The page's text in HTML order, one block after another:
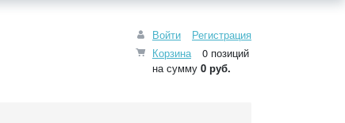
Войти
Регистрация
Корзина
0 позиций
на сумму 0 руб.